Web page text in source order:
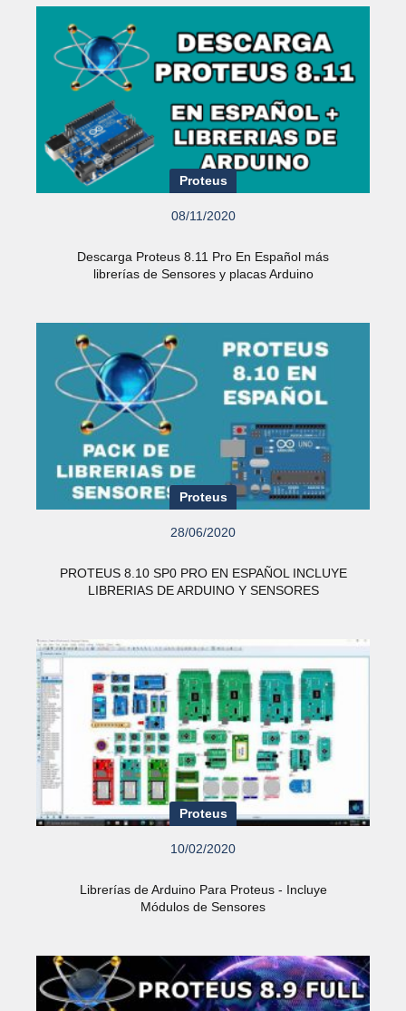
Proteus
08/11/2020
Descarga Proteus 8.11 Pro En Español más
librerías de Sensores y placas Arduino
Proteus
28/06/2020
PROTEUS 8.10 SP0 PRO EN ESPAÑOL INCLUYE
LIBRERIAS DE ARDUINO Y SENSORES
Proteus
10/02/2020
Librerías de Arduino Para Proteus - Incluye
Módulos de Sensores